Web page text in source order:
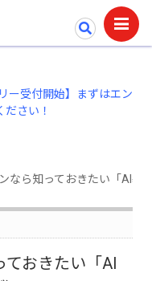
ー受付開始】まずはエン
ださい！
なら知っておきたい「AI基
ておきたい「AI